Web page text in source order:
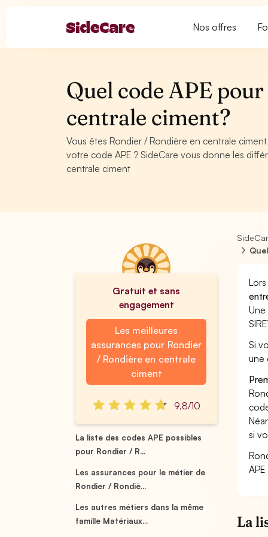
Nos offres
Quel code APE
centrale ciment?
Vous êtes Rondier / Rondière en centrale
votre code APE ? SideCare vous donne les
centrale ciment
Gratuit et sans
engagement
Les meilleures
assurances pour Rondier
/ Rondière en centrale
ciment
9,8/10
La liste des codes APE possibles
pour Rondier / R...
Les assurances pour le métier de
Rondier / Rondiè...
Les autres métiers dans la même
famille Matériaux...
Une
Si
une
si
La